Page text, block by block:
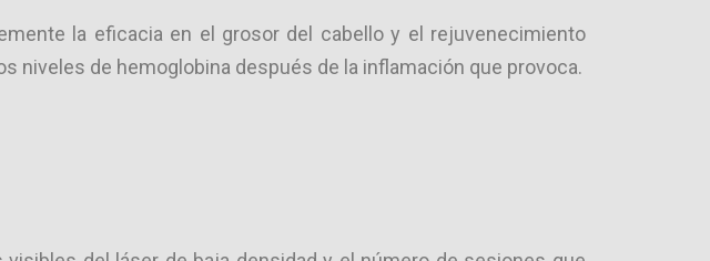
la eficacia en el grosor del cabello y el rejuvenecimiento
niveles de hemoglobina después de la inflamación que provoca.